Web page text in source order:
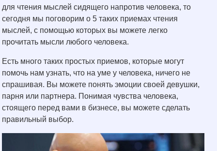
для чтения мыслей сидящего напротив человека, то
сегодня мы поговорим о 5 таких приемах чтения
мыслей, с помощью которых вы можете легко
прочитать мысли любого человека.
Есть много таких простых приемов, которые могут
помочь нам узнать, что на уме у человека, ничего не
спрашивая. Вы можете понять эмоции своей девушки,
парня или партнера. Понимая чувства человека,
стоящего перед вами в бизнесе, вы можете сделать
правильный выбор.